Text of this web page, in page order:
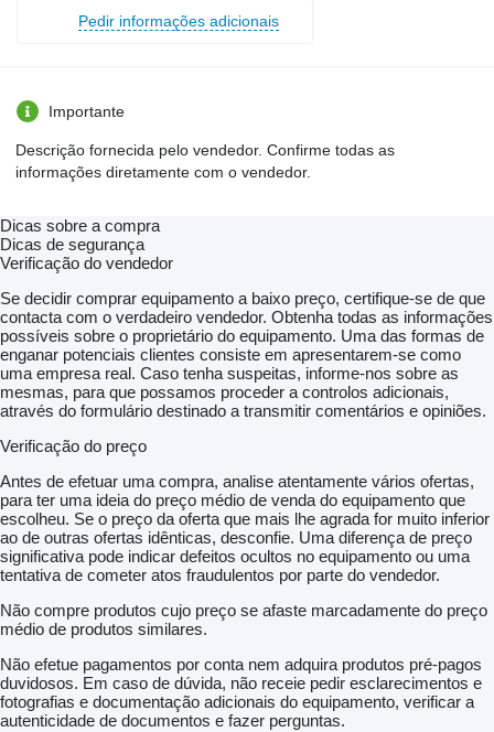
Pedir informações adicionais
Importante
Descrição fornecida pelo vendedor. Confirme todas as
informações diretamente com o vendedor.
Dicas sobre a compra
Dicas de segurança
Verificação do vendedor
Se decidir comprar equipamento a baixo preço, certifique-se de que
contacta com o verdadeiro vendedor. Obtenha todas as informações
possíveis sobre o proprietário do equipamento. Uma das formas de
enganar potenciais clientes consiste em apresentarem-se como
uma empresa real. Caso tenha suspeitas, informe-nos sobre as
mesmas, para que possamos proceder a controlos adicionais,
através do formulário destinado a transmitir comentários e opiniões.
Verificação do preço
Antes de efetuar uma compra, analise atentamente vários ofertas,
para ter uma ideia do preço médio de venda do equipamento que
escolheu. Se o preço da oferta que mais lhe agrada for muito inferior
ao de outras ofertas idênticas, desconfie. Uma diferença de preço
significativa pode indicar defeitos ocultos no equipamento ou uma
tentativa de cometer atos fraudulentos por parte do vendedor.
Não compre produtos cujo preço se afaste marcadamente do preço
médio de produtos similares.
Não efetue pagamentos por conta nem adquira produtos pré-pagos
duvidosos. Em caso de dúvida, não receie pedir esclarecimentos e
fotografias e documentação adicionais do equipamento, verificar a
autenticidade de documentos e fazer perguntas.